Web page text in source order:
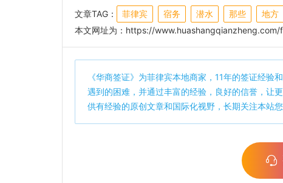
文章TAG： 菲律宾 宿务 潜水 那些
地方
本文网址为： https://
《华商签证》为菲律宾本地商家，11年的签证经验
遇到的困难，并通过丰富的经验，良好的信誉，让
供有经验的原创文章和国际化视野，长期关注本站